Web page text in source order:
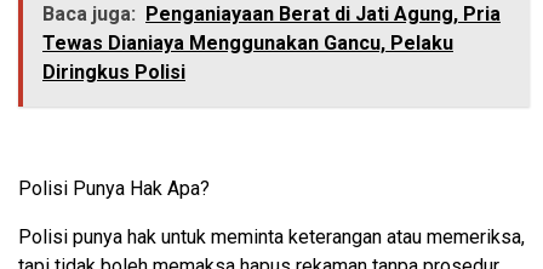
Baca juga: Penganiayaan Berat di Jati Agung, Pria
Tewas Dianiaya Menggunakan Gancu, Pelaku
Diringkus Polisi
Polisi Punya Hak Apa?
Polisi punya hak untuk meminta keterangan atau memeriksa,